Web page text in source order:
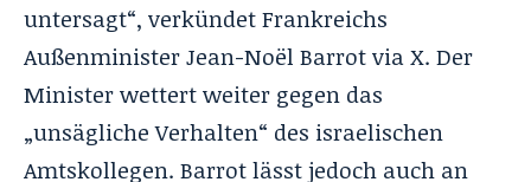
untersagt“, verkündet Frankreichs
Außenminister Jean-Noël Barrot via X. Der
Minister wettert weiter gegen das
„unsägliche Verhalten“ des israelischen
Amtskollegen. Barrot lässt jedoch auch an